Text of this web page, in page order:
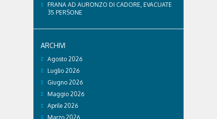
FRANA AD AURONZO DI CADORE, EVACUATE
35 PERSONE
ARCHIVI
Agosto 2026
Luglio 2026
Giugno 2026
Maggio 2026
Aprile 2026
Marzo 2026